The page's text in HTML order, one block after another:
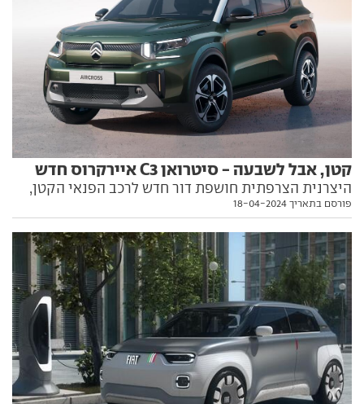
קטן, אבל לשבעה - סיטרואן C3 איירקרוס חדש
היצרנית הצרפתית חושפת דור חדש לרכב הפנאי הקטן,
שיוצע עם מנועי בנזין או חשמל ועם אופציה ייחודית
פורסם בתאריך 18-04-2024